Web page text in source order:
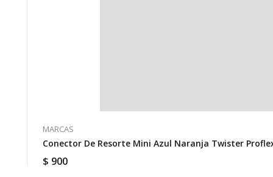
MARCAS
$ 900